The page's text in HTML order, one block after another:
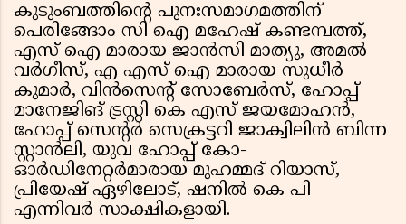
കുടുംബത്തിന്റെ പുനഃസമാഗമത്തിന്
പെരിങ്ങോം സി ഐ മഹേഷ് കണ്ടമ്പത്ത്,
എസ് ഐ മാരായ ജാൻസി മാത്യു, അമൽ
വർഗീസ്, എ എസ് ഐ മാരായ സുധീർ
കുമാർ, വിൻസെന്റ് സോബേർസ്, ഹോപ്പ്
മാനേജിങ് ട്രസ്റ്റി കെ എസ് ജയമോഹൻ,
ഹോപ്പ് സെന്റർ സെക്രട്ടറി ജാക്വിലിൻ ബിന്ന
സ്റ്റാൻലി, യുവ ഹോപ്പ് കോ-
ഓർഡിനേറ്റർമാരായ മുഹമ്മദ് റിയാസ്,
പ്രിയേഷ് ഏഴിലോട്, ഷനിൽ കെ പി
എന്നിവർ സാക്ഷികളായി.